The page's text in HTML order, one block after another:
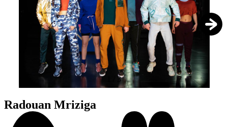
3
Radouan Mriziga